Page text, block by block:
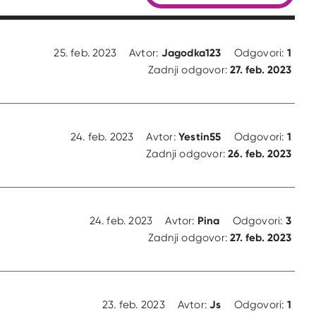
25. feb. 2023 Avtor: Jagodka123 Odgovori: 1
Zadnji odgovor:27. feb. 2023
24. feb. 2023 Avtor: Yestin55 Odgovori: 1
Zadnji odgovor:26. feb. 2023
24. feb. 2023 Avtor: Pina Odgovori: 3
Zadnji odgovor:27. feb. 2023
23. feb. 2023 Avtor:Js Odgovori: 1